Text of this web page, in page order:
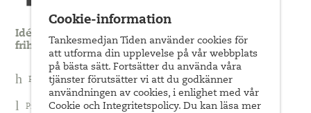
Idédebatt och analys som förnyar arbetarrörelsens
frihets- och jämlikhetssträvan
Prenumerera på nyhetsbrev
Prenumerera på Tiden Magasin
Cookie-information
Tankesmedjan Tiden använder cookies för
att utforma din upplevelse på vår webbplats
på bästa sätt. Fortsätter du använda våra
tjänster förutsätter vi att du godkänner
användningen av cookies, i enlighet med vår
Cookie och Integritetspolicy. Du kan läsa mer